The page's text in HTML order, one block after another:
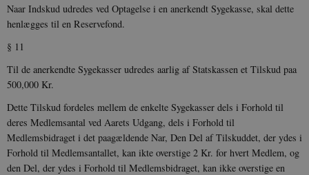
Naar Indskud udredes ved Optagelse i en anerkendt Sygekasse, skal dette
henlægges til en Reservefond.
§ 11
Til de anerkendte Sygekasser udredes aarlig af Statskassen et Tilskud paa
500,000 Kr.
Dette Tilskud fordeles mellem de enkelte Sygekasser dels i Forhold til
deres Medlemsantal ved Aarets Udgang, dels i Forhold til
Medlemsbidraget i det paagældende Nar, Den Del af Tilskuddet, der ydes i
Forhold til Medlemsantallet, kan ikte overstige 2 Kr. for hvert Medlem, og
den Del, der ydes i Forhold til Medlemsbidraget, kan ikke overstige en